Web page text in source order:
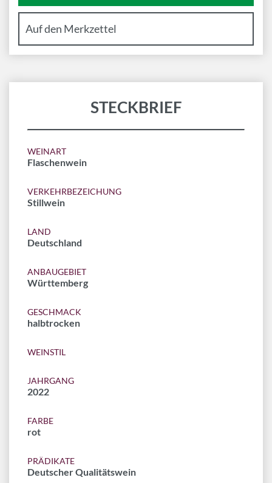
STECKBRIEF
WEINART
Flaschenwein
VERKEHRBEZEICHUNG
Stillwein
LAND
Deutschland
ANBAUGEBIET
Württemberg
GESCHMACK
halbtrocken
WEINSTIL
JAHRGANG
2022
FARBE
rot
PRÄDIKATE
Deutscher Qualitätswein